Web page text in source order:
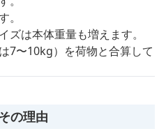
。
ズは本体重量も増えます。
7〜10kg）を荷物と合算して
の理由